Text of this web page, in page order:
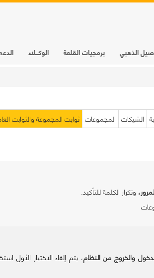
الذهبي برمجيات القلعة الوكـــلاء
الشيكات المجموعات ثوابت المجموعة والثوابت
وتكرار الكلمة للتأكيد.
والخروج من النظام، يتم إلغاء الاختيار الأول